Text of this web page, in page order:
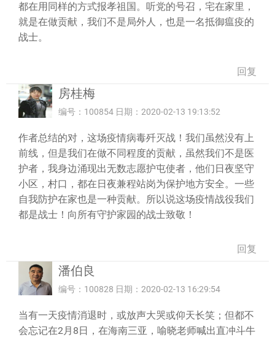
都在用同样的方式报孝祖国。听党的号召，宅在家里，
就是在做贡献，我们不是局外人，也是一名抵御瘟疫的
战士。
回复
房桂梅
编号：100854 日期：2020-02-13 19:13:52
作者总结的对，这场疫情病毒歼灭战！我们虽然没有上
前线，但是我们在做不同程度的贡献，虽然我们不是医
护者，我身边涌现出无数志愿护屯使者，他们日夜坚守
小区，村口，都在日夜兼程站岗为保护地方安全。一些
自我防护在家也是一种贡献。所以说这场疫情战役我们
都是战士！向所有守护家园的战士致敬！
回复
潘伯良
编号：100828 日期：2020-02-13 16:29:54
当有一天疫情消退时，或放声大哭或仰天长笑；但都不
会忘记在2月8日，在海南三亚，喻晓老师喊出直冲斗牛